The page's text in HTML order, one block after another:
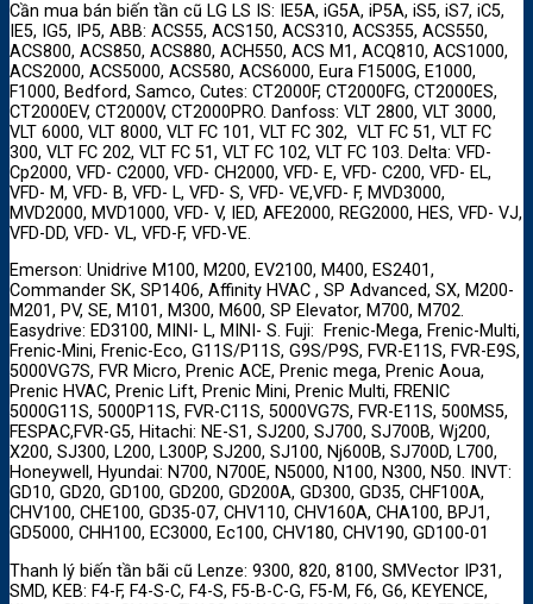
Cần mua bán biến tần cũ LG LS IS: IE5A, iG5A, iP5A, iS5, iS7, iC5,
IE5, IG5, IP5, ABB: ACS55, ACS150, ACS310, ACS355, ACS550,
ACS800, ACS850, ACS880, ACH550, ACS M1, ACQ810, ACS1000,
ACS2000, ACS5000, ACS580, ACS6000, Eura F1500G, E1000,
F1000, Bedford, Samco, Cutes: CT2000F, CT2000FG, CT2000ES,
CT2000EV, CT2000V, CT2000PRO. Danfoss: VLT 2800, VLT 3000,
VLT 6000, VLT 8000, VLT FC 101, VLT FC 302, VLT FC 51, VLT FC
300, VLT FC 202, VLT FC 51, VLT FC 102, VLT FC 103. Delta: VFD-
Cp2000, VFD- C2000, VFD- CH2000, VFD- E, VFD- C200, VFD- EL,
VFD- M, VFD- B, VFD- L, VFD- S, VFD- VE,VFD- F, MVD3000,
MVD2000, MVD1000, VFD- V, IED, AFE2000, REG2000, HES, VFD- VJ,
VFD-DD, VFD- VL, VFD-F, VFD-VE.
Emerson: Unidrive M100, M200, EV2100, M400, ES2401,
Commander SK, SP1406, Affinity HVAC , SP Advanced, SX, M200-
M201, PV, SE, M101, M300, M600, SP Elevator, M700, M702.
Easydrive: ED3100, MINI- L, MINI- S. Fuji: Frenic-Mega, Frenic-Multi,
Frenic-Mini, Frenic-Eco, G11S/P11S, G9S/P9S, FVR-E11S, FVR-E9S,
5000VG7S, FVR Micro, Prenic ACE, Prenic mega, Prenic Aoua,
Prenic HVAC, Prenic Lift, Prenic Mini, Prenic Multi, FRENIC
5000G11S, 5000P11S, FVR-C11S, 5000VG7S, FVR-E11S, 500MS5,
FESPAC,FVR-G5, Hitachi: NE-S1, SJ200, SJ700, SJ700B, Wj200,
X200, SJ300, L200, L300P, SJ200, SJ100, Nj600B, SJ700D, L700,
Honeywell, Hyundai: N700, N700E, N5000, N100, N300, N50. INVT:
GD10, GD20, GD100, GD200, GD200A, GD300, GD35, CHF100A,
CHV100, CHE100, GD35-07, CHV110, CHV160A, CHA100, BPJ1,
GD5000, CHH100, EC3000, Ec100, CHV180, CHV190, GD100-01
Thanh lý biến tần bãi cũ Lenze: 9300, 820, 8100, SMVector IP31,
SMD, KEB: F4-F, F4-S-C, F4-S, F5-B-C-G, F5-M, F6, G6, KEYENCE,